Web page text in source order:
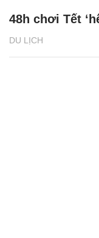
DU LỊCH
48h chơi Tết